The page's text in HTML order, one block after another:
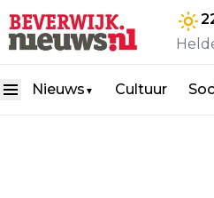
Nieuws ▼ Cultuur